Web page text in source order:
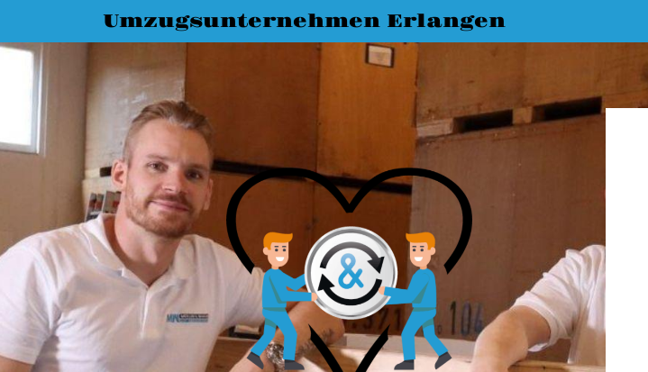
Umzugsunternehmen Erlangen